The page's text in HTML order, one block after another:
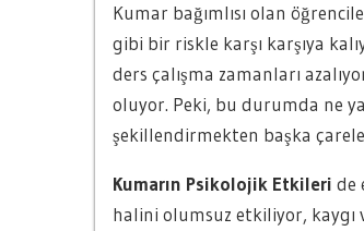
Kumar bağımlısı olan
gibi bir riskle karşı karşıya
ders çalışma zamanları
oluyor. Peki, bu durumda ne
şekillendirmekten başka
Kumarın Psikolojik Etkileri de
halini olumsuz etkiliyor, kaygı